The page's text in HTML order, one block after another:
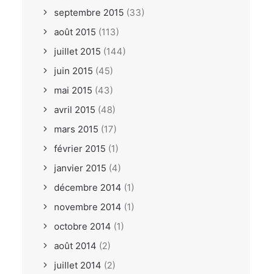
septembre 2015 (33)
août 2015 (113)
juillet 2015 (144)
juin 2015 (45)
mai 2015 (43)
avril 2015 (48)
mars 2015 (17)
février 2015 (1)
janvier 2015 (4)
décembre 2014 (1)
novembre 2014 (1)
octobre 2014 (1)
août 2014 (2)
juillet 2014 (2)